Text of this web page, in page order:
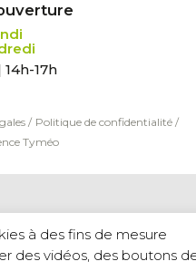
17h
/ Politique de confidentialité /
Tyméo
à des fins de mesure
des vidéos, des boutons